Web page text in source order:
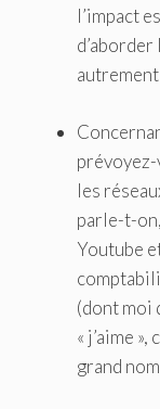
l’impact
autrement
prévoyez-
les
parle-t-
Youtube
(dont moi
« j’aime
grand